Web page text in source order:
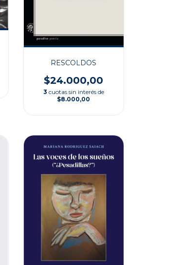
RESCOLDOS
$24.000,00
3 cuotas sin interés de
$8.000,00